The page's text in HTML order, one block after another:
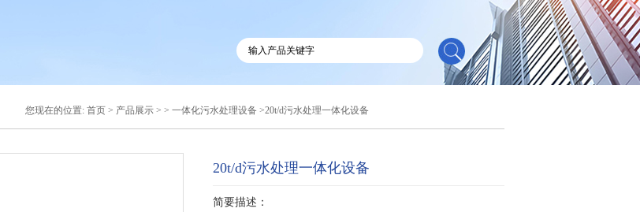
您现在的位置: 首页 > 产品展示 > > 一体化污水处理设备 >20t/d污水处理一体化设备
20t/d污水处理一体化设备
简要描述：